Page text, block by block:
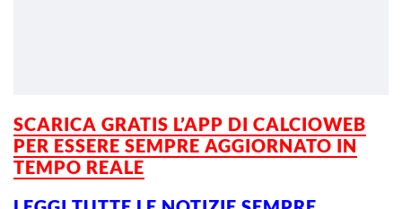
SCARICA GRATIS L’APP DI CALCIOWEB
PER ESSERE SEMPRE AGGIORNATO IN
TEMPO REALE